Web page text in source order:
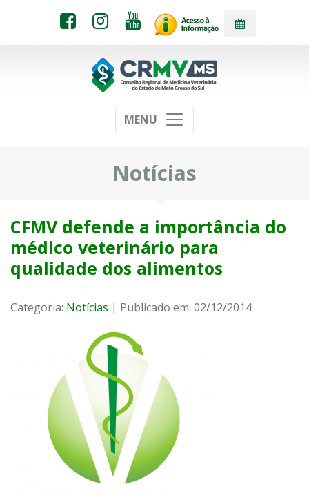
MENU
Notícias
CFMV defende a importância do
médico veterinário para
qualidade dos alimentos
Categoria: Notícias | Publicado em: 02/12/2014